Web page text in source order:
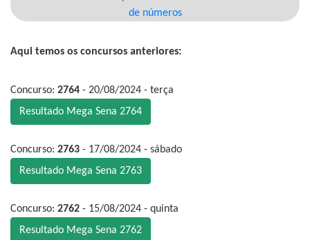
de números
Aqui temos os concursos anteriores:
Concurso: 2764 - 20/08/2024 - terça
Resultado Mega Sena 2764
Concurso: 2763 - 17/08/2024 - sábado
Resultado Mega Sena 2763
Concurso: 2762 - 15/08/2024 - quinta
Resultado Mega Sena 2762